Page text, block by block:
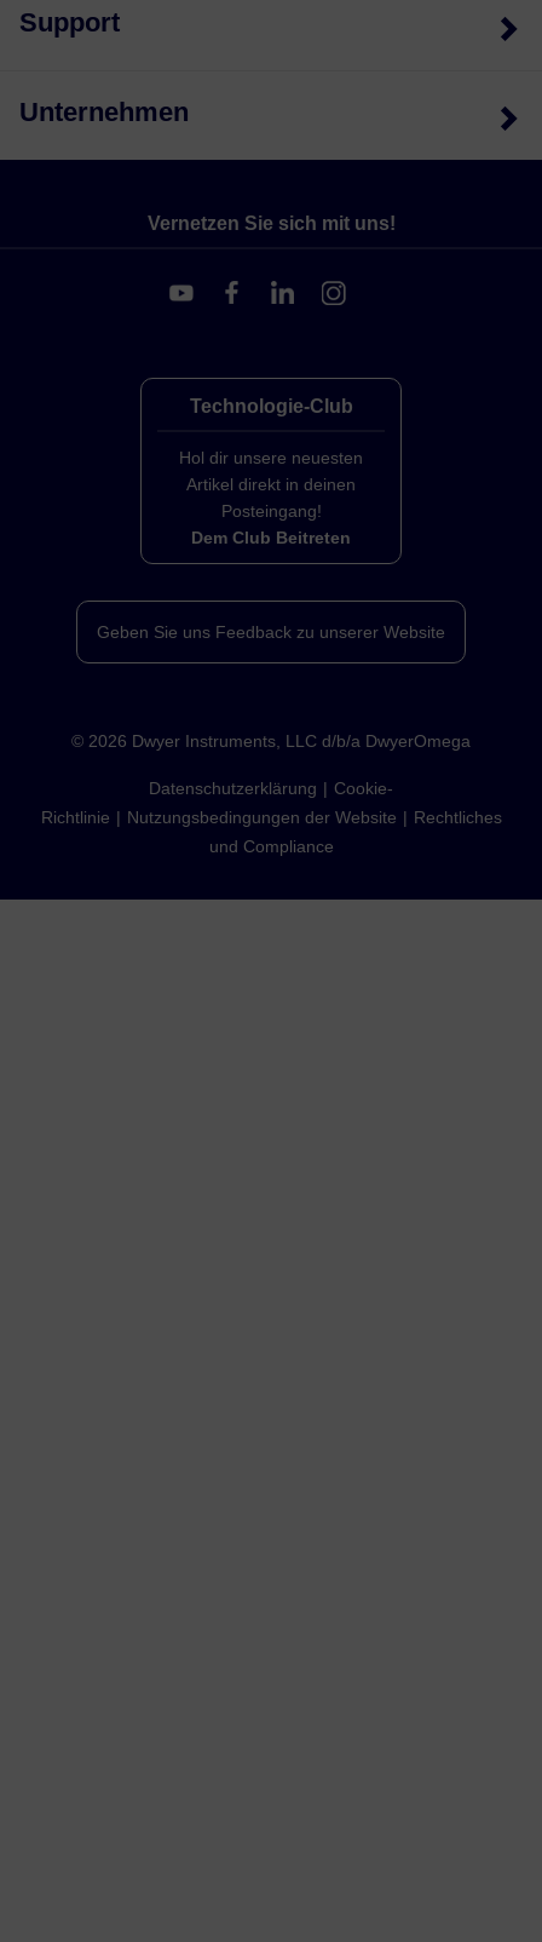
Support
Unternehmen
Vernetzen Sie sich mit uns!
Technologie-Club
Hol dir unsere neuesten
Artikel direkt in deinen
Posteingang!
Dem Club Beitreten
Geben Sie uns Feedback zu unserer Website
© 2026 Dwyer Instruments, LLC d/b/a DwyerOmega
Datenschutzerklärung
Cookie-
Richtlinie
Nutzungsbedingungen der Website
Rechtliches
und Compliance